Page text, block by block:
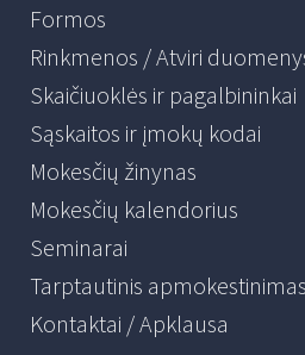
Formos
Rinkmenos / Atviri
Skaičiuoklės ir pagalbininkai
Sąskaitos ir įmokų kodai
Mokesčių žinynas
Mokesčių kalendorius
Seminarai
Tarptautinis apmokestinimas
Kontaktai / Apklausa